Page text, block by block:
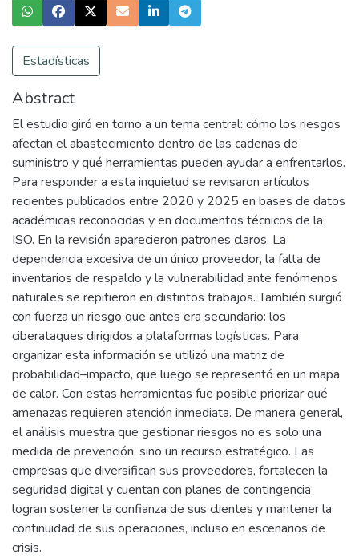
Estadísticas
Abstract
El estudio giró en torno a un tema central: cómo los riesgos
afectan el abastecimiento dentro de las cadenas de
suministro y qué herramientas pueden ayudar a enfrentarlos.
Para responder a esta inquietud se revisaron artículos
recientes publicados entre 2020 y 2025 en bases de datos
académicas reconocidas y en documentos técnicos de la
ISO. En la revisión aparecieron patrones claros. La
dependencia excesiva de un único proveedor, la falta de
inventarios de respaldo y la vulnerabilidad ante fenómenos
naturales se repitieron en distintos trabajos. También surgió
con fuerza un riesgo que antes era secundario: los
ciberataques dirigidos a plataformas logísticas. Para
organizar esta información se utilizó una matriz de
probabilidad–impacto, que luego se representó en un mapa
de calor. Con estas herramientas fue posible priorizar qué
amenazas requieren atención inmediata. De manera general,
el análisis muestra que gestionar riesgos no es solo una
medida de prevención, sino un recurso estratégico. Las
empresas que diversifican sus proveedores, fortalecen la
seguridad digital y cuentan con planes de contingencia
logran sostener la confianza de sus clientes y mantener la
continuidad de sus operaciones, incluso en escenarios de
crisis.